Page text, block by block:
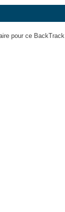
pour ce BackTrack